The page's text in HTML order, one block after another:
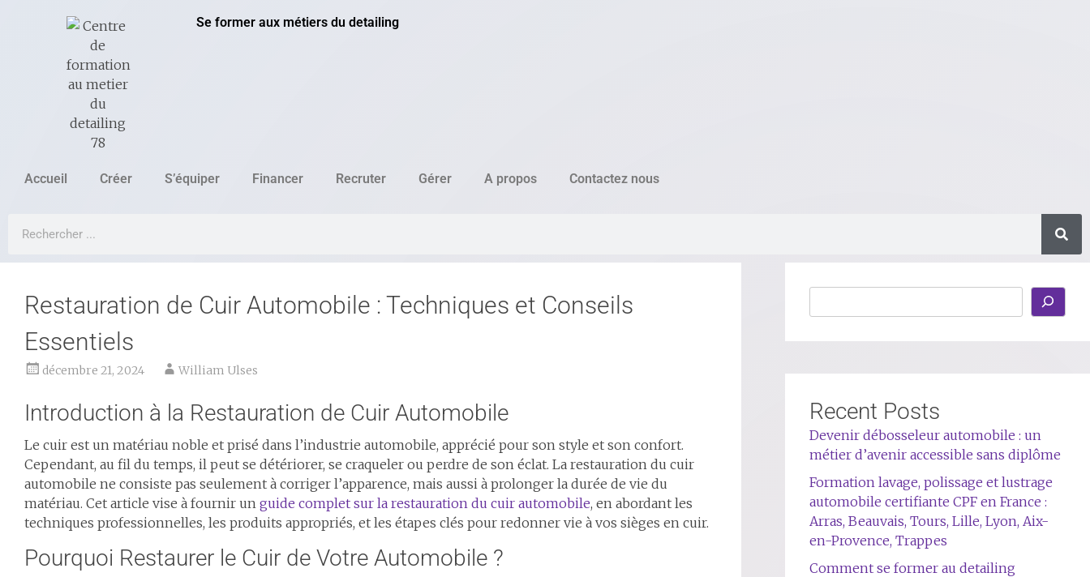
Se former aux métiers du detailing
Accueil Créer S’équiper Financer Recruter Gérer A propos Contactez nous
Restauration de Cuir Automobile : Techniques et Conseils
Essentiels
décembre 21, 2024 William Ulses
Introduction à la Restauration de Cuir Automobile
Le cuir est un matériau noble et prisé dans l’industrie automobile, apprécié pour son style et son confort.
Cependant, au fil du temps, il peut se détériorer, se craqueler ou perdre de son éclat. La restauration du cuir
automobile ne consiste pas seulement à corriger l’apparence, mais aussi à prolonger la durée de vie du
matériau. Cet article vise à fournir un guide complet sur la restauration du cuir automobile, en abordant les
techniques professionnelles, les produits appropriés, et les étapes clés pour redonner vie à vos sièges en cuir.
Pourquoi Restaurer le Cuir de Votre Automobile ?
Recent Posts
Devenir débosseleur automobile : un
métier d’avenir accessible sans diplôme
Formation lavage, polissage et lustrage
automobile certifiante CPF en France :
Arras, Beauvais, Tours, Lille, Lyon, Aix-
en-Provence, Trappes
Comment se former au detailing